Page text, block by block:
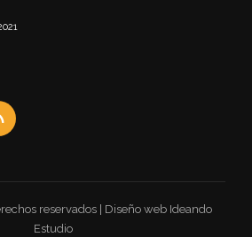
reservados | Diseño web Ideando
Estudio